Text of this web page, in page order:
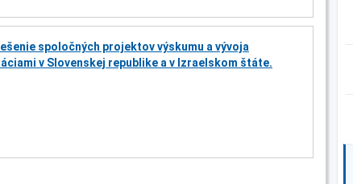
spoločných projektov výskumu a vývoja
v Slovenskej republike a v Izraelskom štáte.